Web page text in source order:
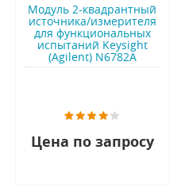
Модуль 2-квадрантный
источника/измерителя
для функциональных
испытаний Keysight
(Agilent) N6782A
Цена по запросу